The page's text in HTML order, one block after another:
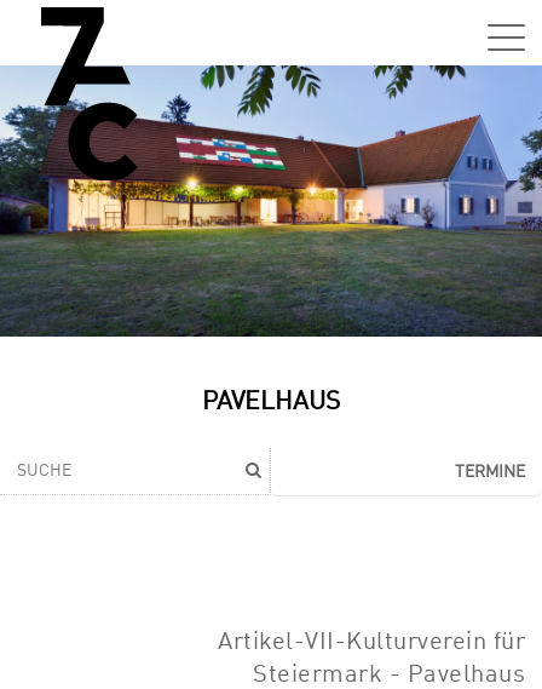
PAVELHAUS
TERMINE
Artikel-VII-Kulturverein für
Steiermark - Pavelhaus